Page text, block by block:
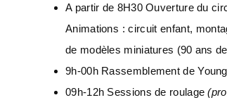
A partir de 8H30 Ouverture du
Animations : circuit enfant,
de modèles miniatures (90 ans
9h-00h Rassemblement de
09h-12h Sessions de roulage